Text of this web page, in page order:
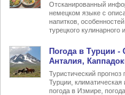
Отсканированный
немецком языке с
напитков,
турецкого кулинарного
Погода в Турции -
Анталия,
Туристический
Турции, климатическая
погода в Измире,